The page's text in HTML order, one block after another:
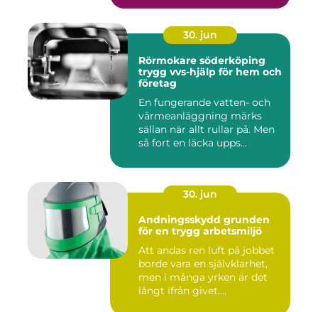
30. jun
Rörmokare söderköping
trygg vvs-hjälp för hem och
företag
En fungerande vatten- och
värmeanläggning märks
sällan när allt rullar på. Men
så fort en läcka upps...
30. jun
Andningsskydd grunden
för en trygg arbetsmiljö
Att andas ren luft på jobbet
borde vara en självklarhet,
men i många yrken är det
långt ifrån givet....